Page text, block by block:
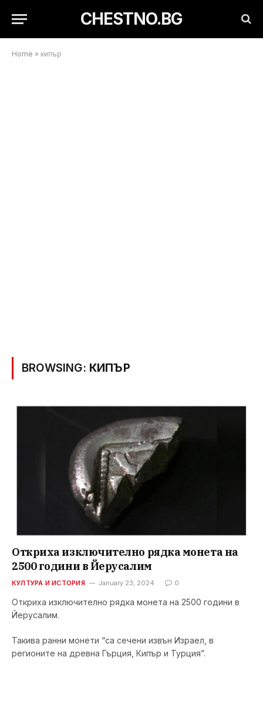
CHESTNO.BG
Home » кипър
BROWSING: КИПЪР
Откриха изключително рядка монета на
2500 години в Йерусалим
КУЛТУРА И ИСТОРИЯ January 23, 2024 0
Откриха изключително рядка монета на 2500 години в
Йерусалим.
Такива ранни монети “са сечени извън Израел, в
регионите на древна Гърция, Кипър и Турция”.